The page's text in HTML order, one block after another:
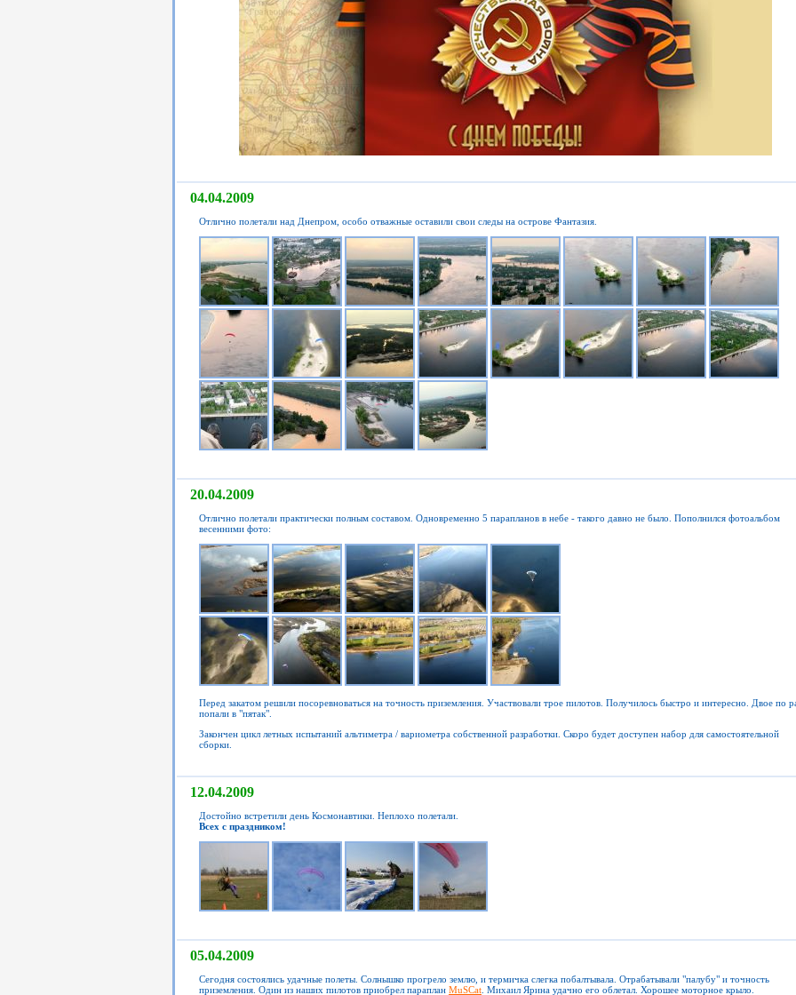
04.04.2009
Отлично полетали над Днепром, особо отважные оставили свои следы на острове Фантазия.
20.04.2009
Отлично полетали практически полным составом. Одновременно 5 парапланов в небе - такого давно не было. Пополнился фотоальбом
весенними фото:
Перед закатом решили посоревноваться на точность приземления. Участвовали трое пилотов. Получилось быстро и интересно. Двое по
попали в "пятак".
Закончен цикл летных испытаний альтиметра / вариометра собственной разработки. Скоро будет доступен набор для самостоятельной
сборки.
12.04.2009
Достойно встретили день Космонавтики. Неплохо полетали.
Всех с праздником!
05.04.2009
Сегодня состоялись удачные полеты. Солнышко прогрело землю, и термичка слегка побалтывала. Отрабатывали "палубу" и точность
приземления. Один из наших пилотов приобрел параплан MuSCat . Михаил Ярина удачно его облетал. Хорошее моторное крыло.